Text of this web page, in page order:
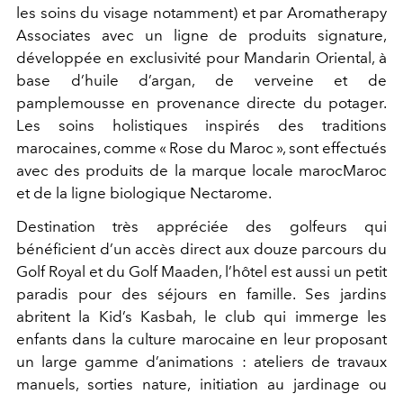
les soins du visage notamment) et par Aromatherapy
Associates avec un ligne de produits signature,
développée en exclusivité pour Mandarin Oriental, à
base d’huile d’argan, de verveine et de
pamplemousse en provenance directe du potager.
Les soins holistiques inspirés des traditions
marocaines, comme « Rose du Maroc », sont effectués
avec des produits de la marque locale marocMaroc
et de la ligne biologique Nectarome.
Destination très appréciée des golfeurs qui
bénéficient d’un accès direct aux douze parcours du
Golf Royal et du Golf Maaden, l’hôtel est aussi un petit
paradis pour des séjours en famille. Ses jardins
abritent la Kid’s Kasbah, le club qui immerge les
enfants dans la culture marocaine en leur proposant
un large gamme d’animations : ateliers de travaux
manuels, sorties nature, initiation au jardinage ou